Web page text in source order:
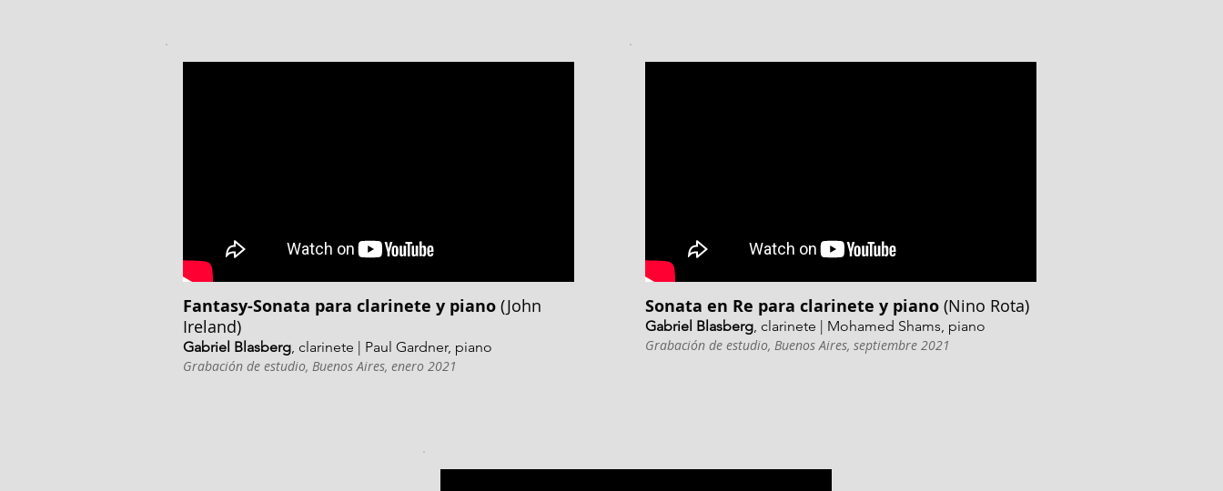
Fantasy-Sonata para clarinete y piano (John
Ireland)
Gabriel Blasberg, clarinete | Paul Gardner, piano
Grabación de estudio, Buenos Aires, enero 2021
Sonata en Re para clarinete y piano (Nino Rota)
Gabriel Blasberg, clarinete | Mohamed Shams, piano
Grabación de estudio, Buenos Aires, septiembre 2021